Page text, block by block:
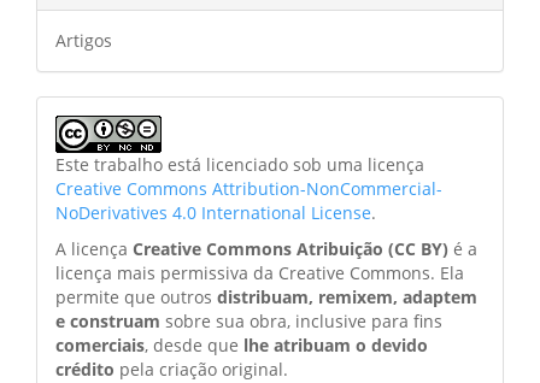
Artigos
Este trabalho está licenciado sob uma licença
Creative Commons Attribution-NonCommercial-
NoDerivatives 4.0 International License.
A licença Creative Commons Atribuição (CC BY) é a
licença mais permissiva da Creative Commons. Ela
permite que outros distribuam, remixem, adaptem
e construam sobre sua obra, inclusive para fins
comerciais, desde que lhe atribuam o devido
crédito pela criação original.